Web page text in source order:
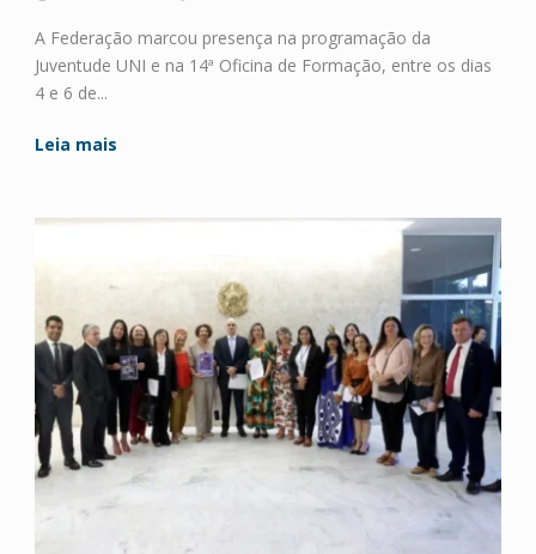
A Federação marcou presença na programação da
Juventude UNI e na 14ª Oficina de Formação, entre os dias
4 e 6 de...
Leia mais